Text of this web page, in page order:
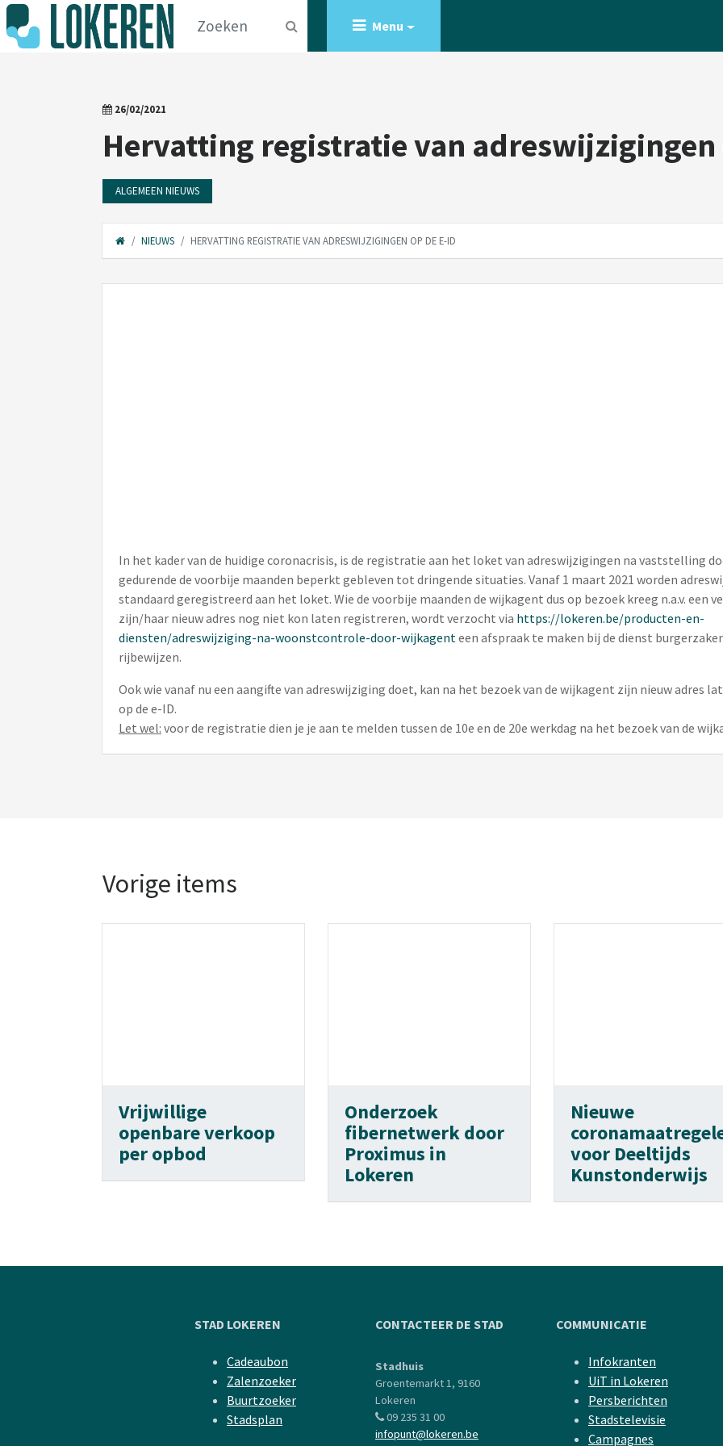
Menu
26/02/2021
Hervatting registratie van adreswijzigingen
ALGEMEEN NIEUWS
NIEUWS HERVATTING REGISTRATIE VAN ADRESWIJZIGINGEN OP DE E-ID
In het kader van de huidige coronacrisis, is de registratie aan het loket van adreswijzigingen na vaststelling
gedurende de voorbije maanden beperkt gebleven tot dringende situaties. Vanaf 1 maart 2021 worden
standaard geregistreerd aan het loket. Wie de voorbije maanden de wijkagent dus op bezoek kreeg n.a.v. een
zijn/haar nieuw adres nog niet kon laten registreren, wordt verzocht via https://lokeren.be/producten-en-
diensten/adreswijziging-na-woonstcontrole-door-wijkagenteen afspraak te maken bij de dienst
rijbewijzen.
Ook wie vanaf nu een aangifte van adreswijziging doet, kan na het bezoek van de wijkagent zijn nieuw adres
op de e-ID.
Let wel: voor de registratie dien je je aan te melden tussen de 10e en de 20e werkdag na het bezoek van de
Vorige items
Vrijwillige
openbare verkoop
per opbod
Onderzoek
fibernetwerk door
Proximus in
Lokeren
Nieuwe
voor Deeltijds
Kunstonderwijs
STAD LOKEREN
Cadeaubon
Zalenzoeker
Buurtzoeker
Stadsplan
CONTACTEER DE STAD
Stadhuis
Groentemarkt 1, 9160
Lokeren
09 235 31 00
infopunt@lokeren.be
COMMUNICATIE
Infokranten
UiT in Lokeren
Persberichten
Stadstelevisie
Campagnes